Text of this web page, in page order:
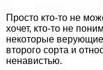
Просто кто-то не
хочет, кто-то не
некоторые
второго сорта и
ненавистью.